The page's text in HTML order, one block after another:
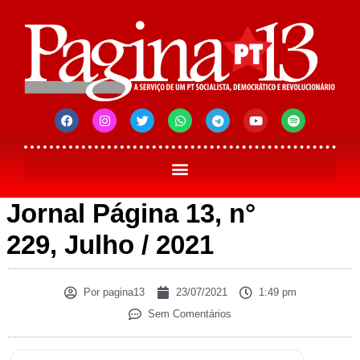
Jornal Página 13, n°
229, Julho / 2021
Porpagina13 23/07/2021
1:49 pm
Sem Comentários